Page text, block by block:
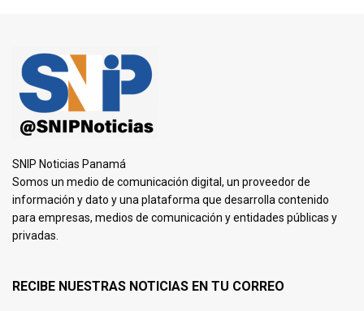
SNIP Noticias Panamá
Somos un medio de comunicación digital, un proveedor de
información y dato y una plataforma que desarrolla contenido
para empresas, medios de comunicación y entidades públicas y
privadas.
RECIBE NUESTRAS NOTICIAS EN TU CORREO